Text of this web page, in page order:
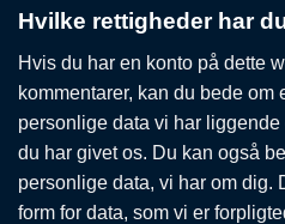
Hvilke rettigheder har
Hvis du har en konto på dette
kommentarer, kan du bede om
personlige data vi har
du har givet os. Du kan også
personlige data, vi har om dig.
form for data, som vi er